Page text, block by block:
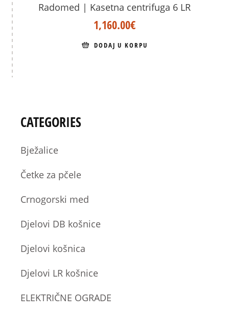
Radomed | Kasetna centrifuga 6 LR
1,160.00€
DODAJ U KORPU
CATEGORIES
Bježalice
Četke za pčele
Crnogorski med
Djelovi DB košnice
Djelovi košnica
Djelovi LR košnice
ELEKTRIČNE OGRADE